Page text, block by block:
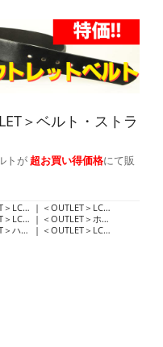
＞ベルト・ストラ
トが超お買い得価格にて販
ンダード・ベルト
＜OUTLET＞LCカラーヌメベルト
オイルベルト
＜OUTLET＞ホーウィン・クロムエクセルベルト
レザーベルト
＜OUTLET＞LC本ヌメサドルベルト